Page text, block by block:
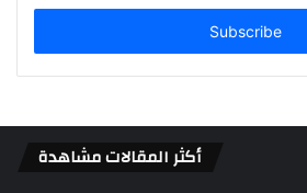
Email
أكثر المقالات مشاهدة